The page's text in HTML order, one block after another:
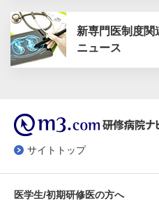
新専門医制度関
ニュース
サイトトップ
医学生/初期研修医の方へ